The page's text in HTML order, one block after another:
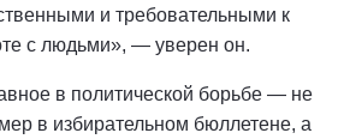
и требовательными к
с людьми», — уверен он.
в политической борьбе — не
в избирательном бюллетене, а